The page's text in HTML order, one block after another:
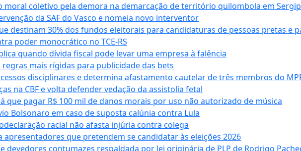
moral coletivo pela demora na demarcação de território quilombola em
da SAF do Vasco e nomeia novo interventor
destinam 30% dos fundos eleitorais para candidaturas de pessoas pretas e
poder monocrático no TCE-RS
quando dívida fiscal pode levar uma empresa à falência
mais rígidas para publicidade das bets
disciplinares e determina afastamento cautelar de três membros do
na CBF e volta defender vedação da assistolia fetal
que pagar R$ 100 mil de danos morais por uso não autorizado de música
Bolsonaro em caso de suposta calúnia contra Lula
racial não afasta injúria contra colega
que pretendem se candidatar às eleições 2026
devedores contumazes respaldada por lei originária de PLP de Rodrigo